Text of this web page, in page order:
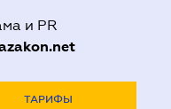
и PR
ТАРИФЫ